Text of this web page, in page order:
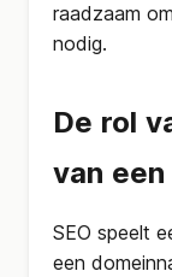
raadzaam
nodig.
De rol
van
SEO speelt
een